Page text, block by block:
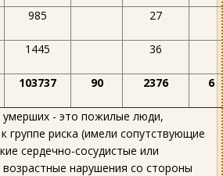
985 27
1445 36
103737 90 2376 6
- это пожилые люди,
группе риска (имели сопутствующие
сердечно-сосудистые или
нарушения со стороны